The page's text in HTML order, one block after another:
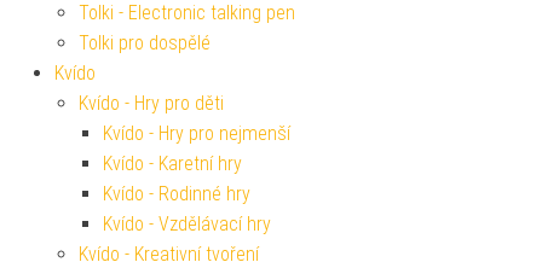
Tolki - Electronic talking pen
Tolki pro dospělé
Kvído
Kvído - Hry pro děti
Kvído - Hry pro nejmenší
Kvído - Karetní hry
Kvído - Rodinné hry
Kvído - Vzdělávací hry
Kvído - Kreativní tvoření